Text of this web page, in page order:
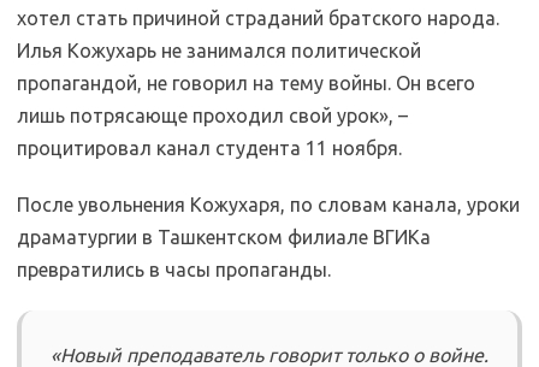
хотел стать причиной страданий братского народа.
Илья Кожухарь не занимался политической
пропагандой, не говорил на тему войны. Он всего
лишь потрясающе проходил свой урок», –
процитировал канал студента 11 ноября.
После увольнения Кожухаря, по словам канала, уроки
драматургии в Ташкентском филиале ВГИКа
превратились в часы пропаганды.
«Новый преподаватель говорит только о войне.